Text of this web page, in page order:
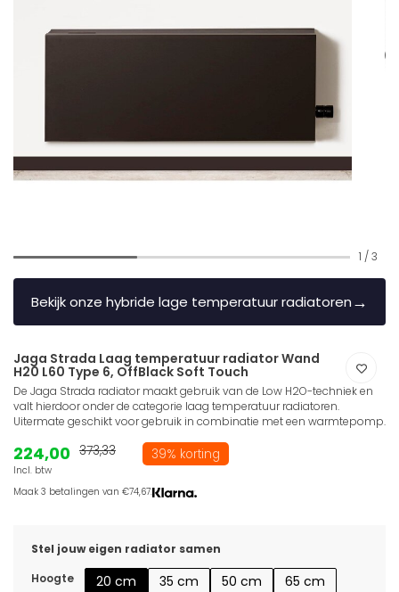
1 / 3
Bekijk onze hybride lage temperatuur radiatoren→
Jaga Strada Laag temperatuur radiator Wand
H20 L60 Type 6, OffBlack Soft Touch
De Jaga Strada radiator maakt gebruik van de Low H2O-techniek en
valt hierdoor onder de categorie laag temperatuur radiatoren.
Uitermate geschikt voor gebruik in combinatie met een warmtepomp.
224,00
Incl. btw
373,33 39% korting
Maak 3 betalingen van €74,67.
Stel jouw eigen radiator samen
Hoogte
20 cm 35 cm 50 cm
65 cm